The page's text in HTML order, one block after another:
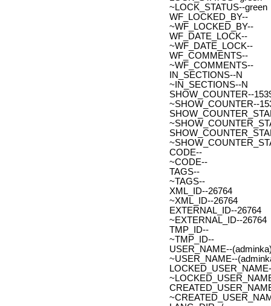
~LOCK_STATUS--green
WF_LOCKED_BY--
~WF_LOCKED_BY--
WF_DATE_LOCK--
~WF_DATE_LOCK--
WF_COMMENTS--
~WF_COMMENTS--
IN_SECTIONS--N
~IN_SECTIONS--N
SHOW_COUNTER--
~SHOW_COUNTER--
CODE--
~CODE--
TAGS--
~TAGS--
XML_ID--26764
~XML_ID--26764
EXTERNAL_ID--26764
~EXTERNAL_ID--26764
TMP_ID--
~TMP_ID--
USER_NAME--
~USER_NAME--